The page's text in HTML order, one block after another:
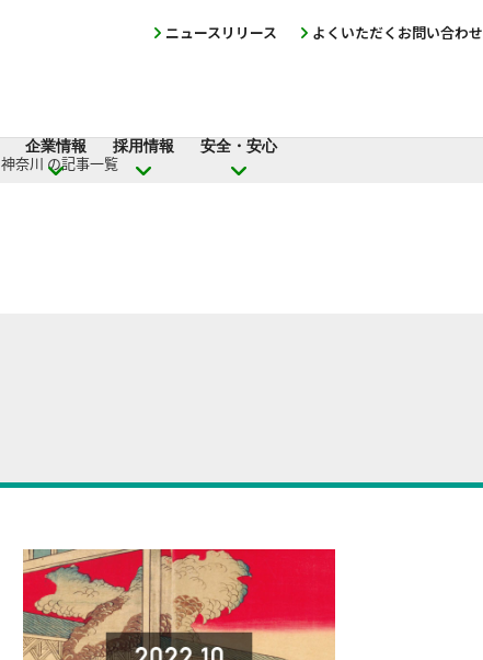
企業情報 採用情報 安全・安心
よくいただくお問い合わせ
ニュースリリース
神奈川 の記事一覧